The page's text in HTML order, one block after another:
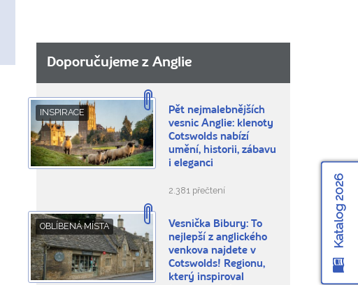
Doporučujeme z Anglie
INSPIRACE
Pět nejmalebnějších
vesnic Anglie: klenoty
Cotswolds nabízí
umění, historii, zábavu
i eleganci
2.381 přečtení
OBLÍBENÁ MÍSTA
Vesnička Bibury: To
nejlepší z anglického
venkova najdete v
Cotswolds! Regionu,
který inspiroval
Katalog 2026